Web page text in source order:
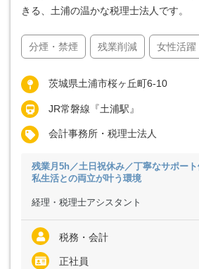
きる、土浦の温かな税理士法人です。
分煙・禁煙 残業削減 女性活躍
茨城県土浦市桜ヶ丘町6-10
JR常磐線『土浦駅』
会計事務所・税理士法人
残業月5h／土日祝休み／丁寧なサポー
私生活との両立が叶う環境
経理・税理士アシスタント
税務・会計
正社員